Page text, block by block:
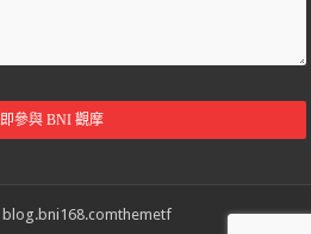
blog.bni168.comthemetf